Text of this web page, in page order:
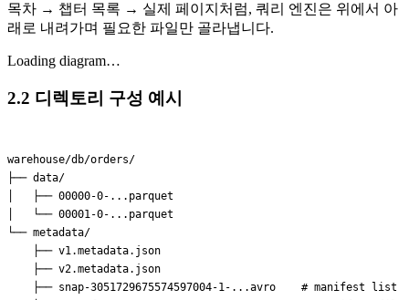
목차 → 챕터 목록 → 실제 페이지처럼, 쿼리 엔진은 위에서 아
래로 내려가며 필요한 파일만 골라냅니다.
Loading diagram…
2.2 디렉토리 구성 예시
warehouse/db/orders/
├── data/
│   ├── 00000-0-...parquet
│   └── 00001-0-...parquet
└── metadata/
    ├── v1.metadata.json
    ├── v2.metadata.json
    ├── snap-3051729675574597004-1-...avro    # manifest list